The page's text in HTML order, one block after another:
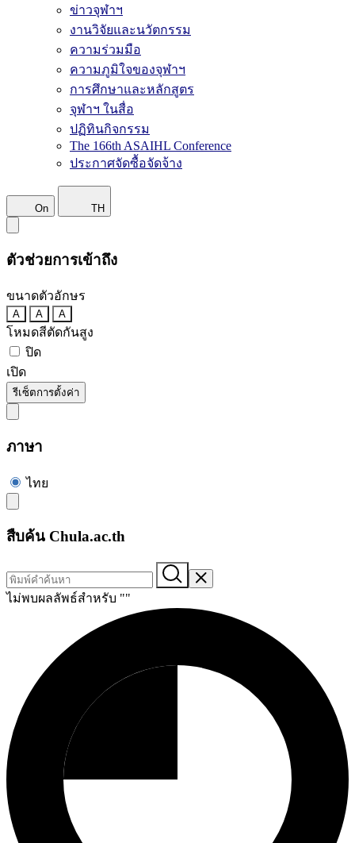
ข่าวจุฬาฯ
งานวิจัยและนวัตกรรม
ความร่วมมือ
ความภูมิใจของจุฬาฯ
การศึกษาและหลักสูตร
จุฬาฯ ในสื่อ
ปฏิทินกิจกรรม
The 166th ASAIHL Conference
ประกาศจัดซื้อจัดจ้าง
On TH
ตัวช่วยการเข้าถึง
ขนาดตัวอักษร
A A A
โหมดสีตัดกันสูง
ปิด
เปิด
รีเซ็ตการตั้งค่า
ภาษา
ไทย
สืบค้น Chula.ac.th
ไม่พบผลลัพธ์สำหรับ ""